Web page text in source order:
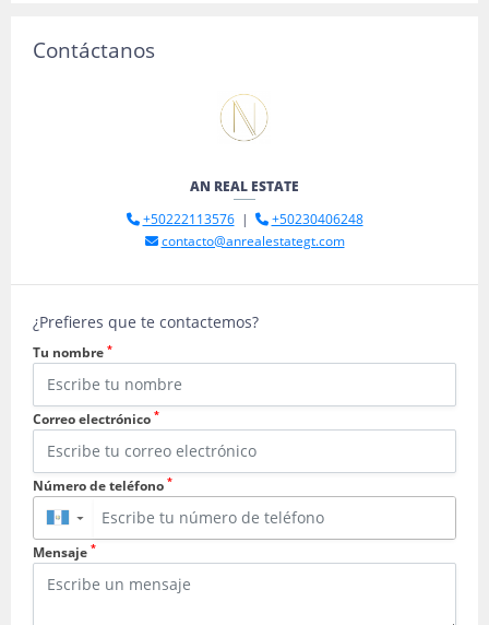
Contáctanos
AN REAL ESTATE
+50222113576|
+50230406248
contacto@anrealestategt.com
¿Prefieres que te contactemos?
Tu nombre *
Correo electrónico *
Número de teléfono *
▼
Mensaje *